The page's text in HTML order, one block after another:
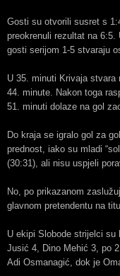
Gosti su otvorili susret s
preokrenuli rezultat na
gosti serijom 1-5 stvaraju
U 35. minuti Krivaja stvara
44. minute. Nakon toga
51. minuti dolaze na gol
Do kraja se igralo gol za
prednost, iako su mladi
(30:31), ali nisu uspjeli
No, po prikazanom
glavnom pretendentu na
U ekipi Slobode strijelci su
Jusić 4, Dino Mehić 3, po
Adi Osmanagić, dok je